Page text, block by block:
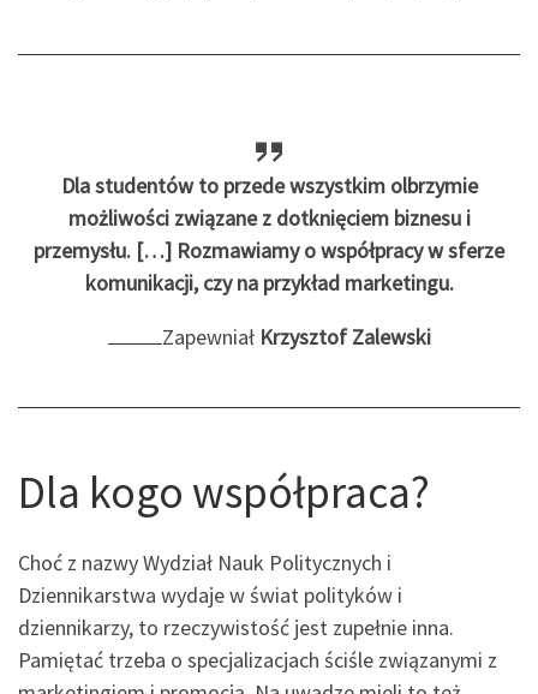
Dla studentów to przede wszystkim olbrzymie
możliwości związane z dotknięciem biznesu i
przemysłu. […] Rozmawiamy o współpracy w sferze
komunikacji, czy na przykład marketingu.
Zapewniał Krzysztof Zalewski
Dla kogo współpraca?
Choć z nazwy Wydział Nauk Politycznych i
Dziennikarstwa wydaje w świat polityków i
dziennikarzy, to rzeczywistość jest zupełnie inna.
Pamiętać trzeba o specjalizacjach ściśle związanymi z